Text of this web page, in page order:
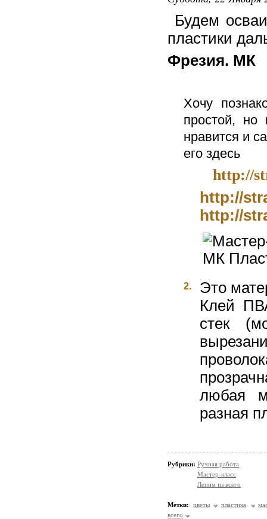
Будем
пластики
Фрезия. МК
Хочу
простой, но
нравится и
его здесь
http://
http://
http://
2.
Это
Клей
стек
любая
разная
Рубрики: Ручная работа
Мастер-класс
Лепим из всего
Метки: цветы пластика
всего